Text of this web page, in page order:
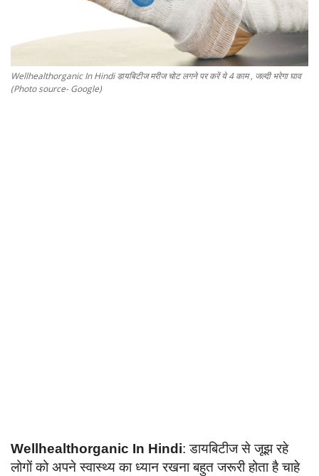
टेक्नॉलॉजी
Wellhealthorganic In Hindi डायबिटीज मरीज चोट लगने पर करें ये 4 काम , जल्दी भरेगा घाव
(Photo source- Google)
Wellhealthorganic In Hindi: डायबिटीज से जूझ रहे
लोगों को अपने स्वास्थ्य का ध्यान रखना बहुत जरूरी होता है चाहे